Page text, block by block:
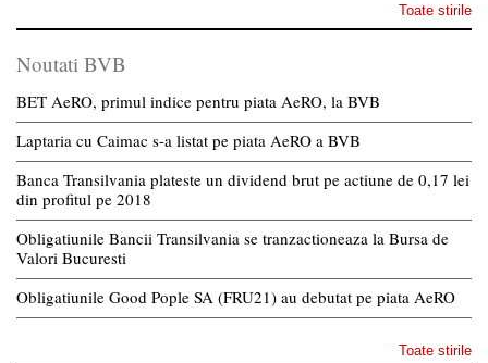
Toate stirile
Noutati BVB
BET AeRO, primul indice pentru piata AeRO, la BVB
Laptaria cu Caimac s-a listat pe piata AeRO a BVB
Banca Transilvania plateste un dividend brut pe actiune de 0,17 lei
din profitul pe 2018
Obligatiunile Bancii Transilvania se tranzactioneaza la Bursa de
Valori Bucuresti
Obligatiunile Good Pople SA (FRU21) au debutat pe piata AeRO
Toate stirile